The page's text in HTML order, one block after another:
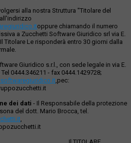
alla nostra Struttura "Titolare del
oppure chiamando il numero
a Zucchetti Software Giuridico srl via E.
Titolare Le risponderà entro 30 giorni dalla
Giuridico s.r.l., con sede legale in via E.
0444.346211 - fax 0444.1429728;
,pec:
dei dati - Il Responsabile della protezione
del dott. Mario Brocca, tel.
,